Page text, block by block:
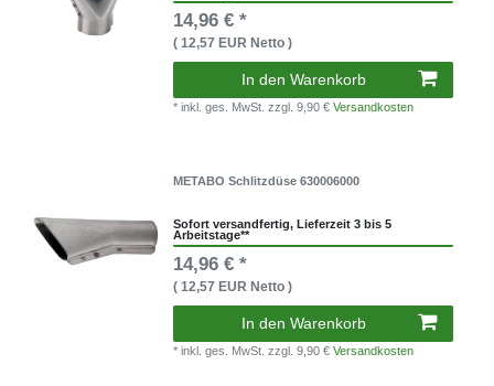
14,96 € *
( 12,57 EUR Netto )
In den Warenkorb
* inkl. ges. MwSt.zzgl. 9,90 €Versandkosten
METABO Schlitzdüse 630006000
Sofort versandfertig, Lieferzeit 3 bis 5
Arbeitstage**
14,96 € *
( 12,57 EUR Netto )
In den Warenkorb
* inkl. ges. MwSt.zzgl. 9,90 €Versandkosten